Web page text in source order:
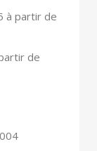
à partir de
de